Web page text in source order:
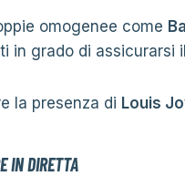
omogenee come
in grado di assicurarsi
la presenza di Louis
IN DIRETTA